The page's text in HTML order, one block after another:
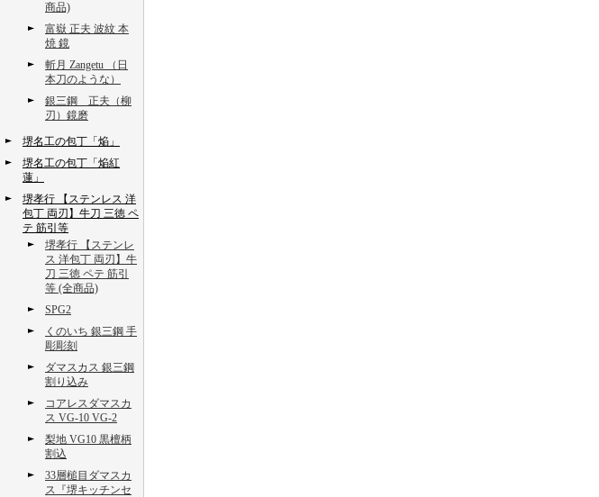
商品)
富嶽 正夫 波紋 本
焼 鏡
斬月 Zangetu （日
本刀のような）
銀三鋼 正夫（柳
刃）鏡磨
堺名工の包丁「焔」
堺名工の包丁「焔紅
蓮」
堺孝行 【ステンレス 洋
包丁 両刃】牛刀 三徳 ペ
テ 筋引等
堺孝行 【ステンレ
ス 洋包丁 両刃】牛
刀 三徳 ペテ 筋引
等 (全商品)
SPG2
くのいち 銀三鋼 手
彫彫刻
ダマスカス 銀三鋼
割り込み
コアレスダマスカ
ス VG-10 VG-2
梨地 VG10 黒檀柄
割込
33層槌目ダマスカ
ス『堺キッチンセ